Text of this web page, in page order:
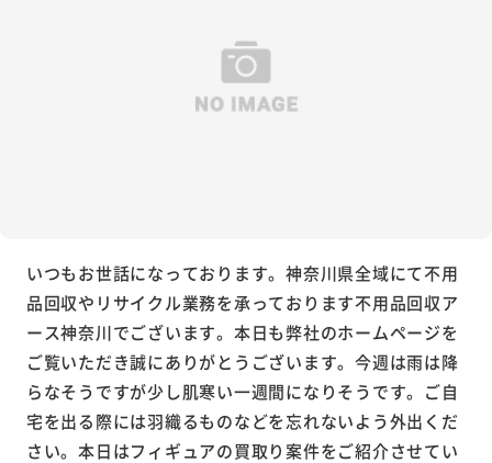
いつもお世話になっております。神奈川県全域にて不用
品回収やリサイクル業務を承っております不用品回収ア
ース神奈川でございます。本日も弊社のホームページを
ご覧いただき誠にありがとうございます。今週は雨は降
らなそうですが少し肌寒い一週間になりそうです。ご自
宅を出る際には羽織るものなどを忘れないよう外出くだ
さい。本日はフィギュアの買取り案件をご紹介させてい